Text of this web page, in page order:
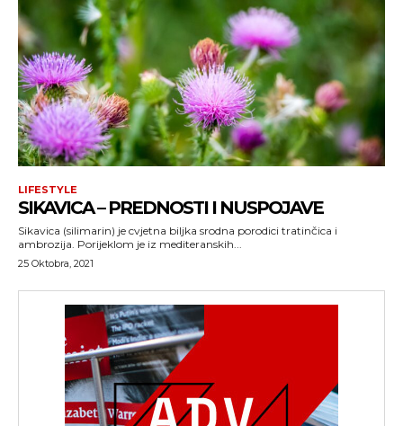
LIFESTYLE
SIKAVICA – PREDNOSTI I NUSPOJAVE
Sikavica (silimarin) je cvjetna biljka srodna porodici tratinčica i
ambrozija. Porijeklom je iz mediteranskih...
25 Oktobra, 2021